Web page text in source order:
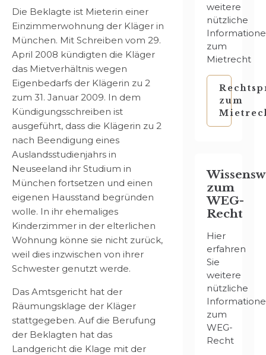
Die Beklagte ist Mieterin einer
Einzimmerwohnung der Kläger in
München. Mit Schreiben vom 29.
April 2008 kündigten die Kläger
das Mietverhältnis wegen
Eigenbedarfs der Klägerin zu 2
zum 31. Januar 2009. In dem
Kündigungsschreiben ist
ausgeführt, dass die Klägerin zu 2
nach Beendigung eines
Auslandsstudienjahrs in
Neuseeland ihr Studium in
München fortsetzen und einen
eigenen Hausstand begründen
wolle. In ihr ehemaliges
Kinderzimmer in der elterlichen
Wohnung könne sie nicht zurück,
weil dies inzwischen von ihrer
Schwester genutzt werde.
Das Amtsgericht hat der
Räumungsklage der Kläger
stattgegeben. Auf die Berufung
der Beklagten hat das
Landgericht die Klage mit der
weitere
nützliche
zum
Mietrecht
zum
zum
WEG-
Recht
Hier
erfahren
Sie
weitere
nützliche
zum
WEG-
Recht